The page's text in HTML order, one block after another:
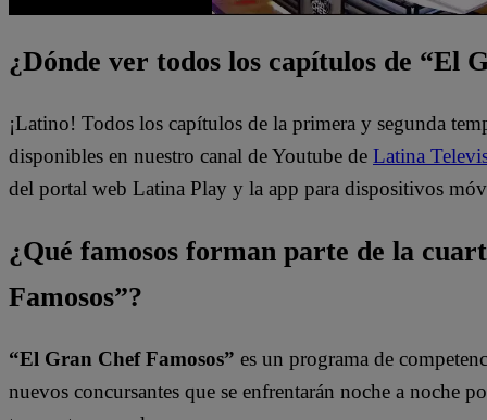
¿Dónde ver todos los capítulos de “El
¡Latino! Todos los capítulos de la primera y segunda
disponibles en nuestro canal de Youtube de Latina
del portal web Latina Play y la app para dispositivos
¿Qué famosos forman parte de la
Famosos”?
“El Gran Chef Famosos” es un programa de
nuevos concursantes que se enfrentarán noche a noche